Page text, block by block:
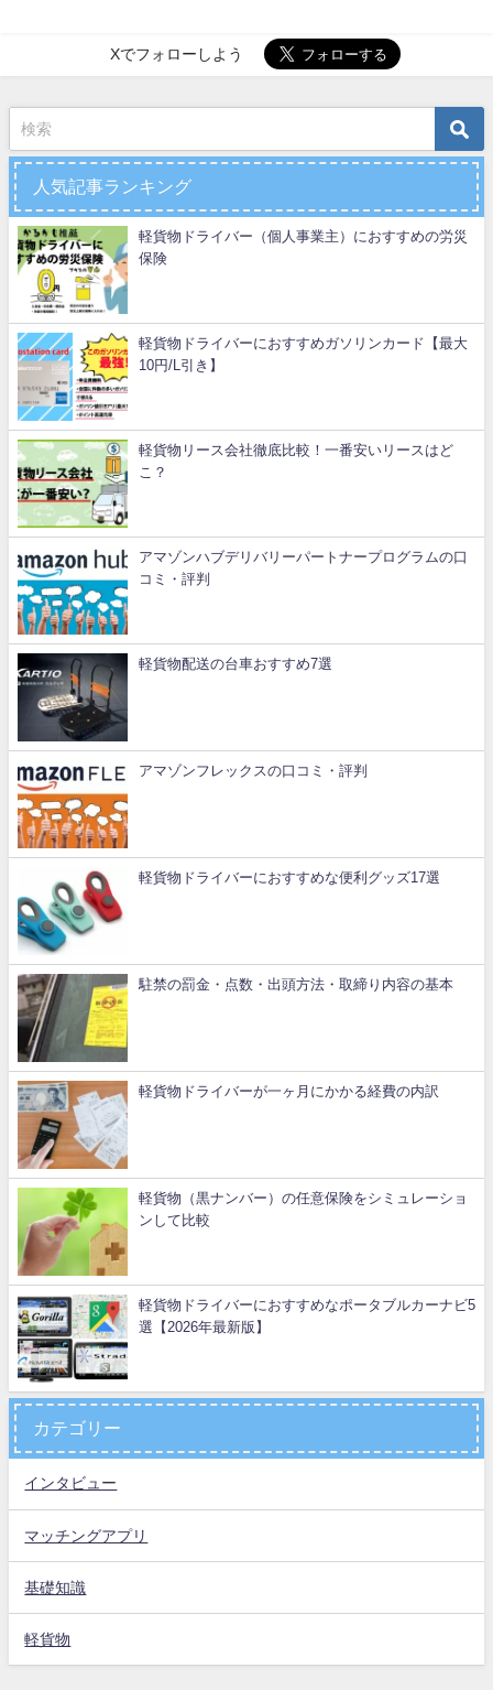
Xでフォローしよう
人気記事ランキング
軽貨物ドライバー（個人事業主）におすすめの労災
保険
軽貨物ドライバーにおすすめガソリンカード【最大
10円/L引き】
軽貨物リース会社徹底比較！一番安いリースはど
こ？
アマゾンハブデリバリーパートナープログラムの口
コミ・評判
軽貨物配送の台車おすすめ7選
アマゾンフレックスの口コミ・評判
軽貨物ドライバーにおすすめな便利グッズ17選
駐禁の罰金・点数・出頭方法・取締り内容の基本
軽貨物ドライバーが一ヶ月にかかる経費の内訳
軽貨物（黒ナンバー）の任意保険をシミュレーショ
ンして比較
軽貨物ドライバーにおすすめなポータブルカーナビ5
選【2026年最新版】
カテゴリー
インタビュー
マッチングアプリ
基礎知識
軽貨物